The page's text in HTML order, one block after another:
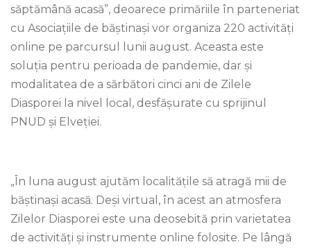
săptămână acasă”, deoarece primăriile în parteneriat
cu Asociațiile de băștinași vor organiza 220 activități
online pe parcursul lunii august. Aceasta este
soluția pentru perioada de pandemie, dar și
modalitatea de a sărbători cinci ani de Zilele
Diasporei la nivel local, desfășurate cu sprijinul
PNUD și Elveției.
„În luna august ajutăm localitățile să atragă mii de
băștinași acasă. Deși virtual, în acest an atmosfera
Zilelor Diasporei este una deosebită prin varietatea
de activități și instrumente online folosite. Pe lângă